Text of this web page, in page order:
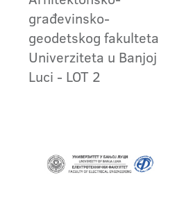
građevinsko-
geodetskog fakulteta
Univerziteta u Banjoj
Luci - LOT 2